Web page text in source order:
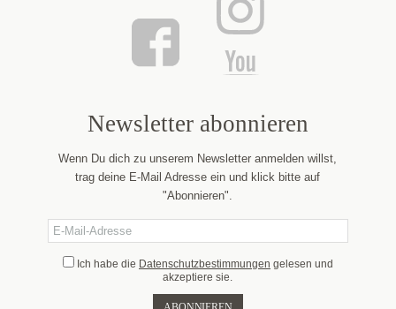
Newsletter abonnieren
Wenn Du dich zu unserem Newsletter anmelden willst,
trag deine E-Mail Adresse ein und klick bitte auf
"Abonnieren".
Ich habe die Datenschutzbestimmungen gelesen und
akzeptiere sie.